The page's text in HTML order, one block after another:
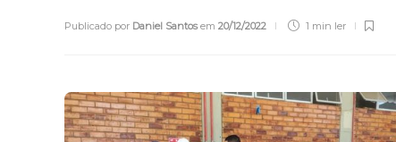
Publicado por Daniel Santosem 20/12/2022 1 min ler